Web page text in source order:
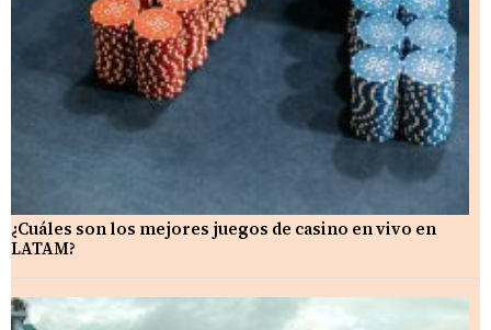
¿Cuáles son los mejores juegos de casino en vivo en
LATAM?